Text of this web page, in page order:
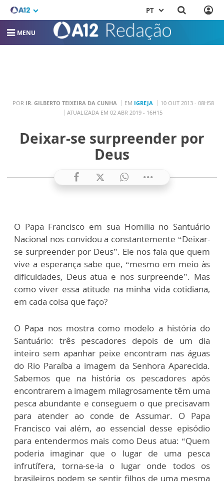
PT
MENU
POR IR. GILBERTO TEIXEIRA DA CUNHA EM IGREJA
10 OUT 2013 - 08H58
ATUALIZADA EM 02 ABR 2019 - 16H15
Deixar-se surpreender por
Deus
O Papa Francisco em sua Homilia no Santuário
Nacional nos convidou a constantemente “Deixar-
se surpreender por Deus”. Ele nos fala que quem
vive a esperança sabe que, “mesmo em meio às
dificuldades, Deus atua e nos surpreende”. Mas
como viver essa atitude na minha vida cotidiana,
em cada coisa que faço?
O Papa nos mostra como modelo a história do
Santuário: três pescadores depois de um dia
inteiro sem apanhar peixe encontram nas águas
do Rio Paraíba a imagem da Senhora Aparecida.
Sabemos que na história os pescadores após
encontrarem a imagem milagrosamente têm uma
pesca abundante e conseguem o que precisavam
para atender ao conde de Assumar. O Papa
Francisco vai além, ao essencial desse episódio
para entendermos mais como Deus atua: “Quem
poderia imaginar que o lugar de uma pesca
infrutífera, torna-se-ia o lugar onde todos os
brasileiros podem se sentir filhos de uma mesma